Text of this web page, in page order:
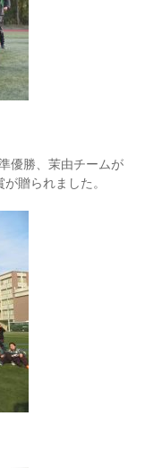
優勝、茉由チームが
贈られました。